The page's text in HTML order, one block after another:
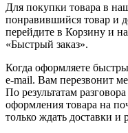
Для покупки товара в
понравившийся товар и
перейдите в Корзину и
«Быстрый заказ».
Когда оформляете
e-mail. Вам перезвонит
По результатам
оформления товара на
только ждать доставки и